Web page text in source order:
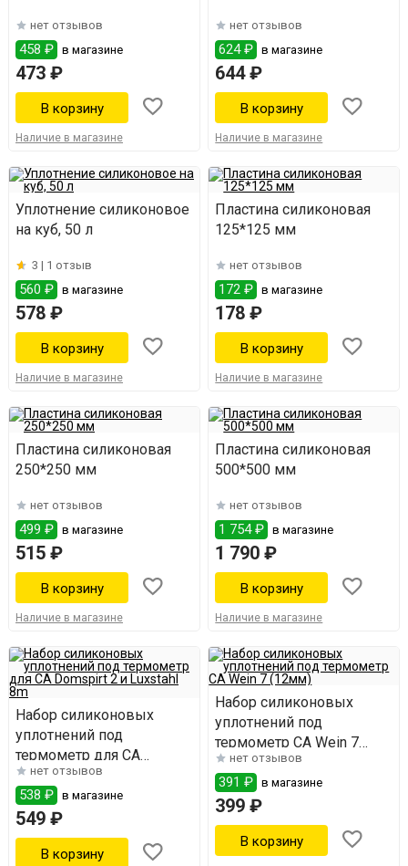
нет отзывов
458 ₽ в магазине
473 ₽
Наличие в магазине
нет отзывов
624 ₽ в магазине
644 ₽
Наличие в магазине
Уплотнение силиконовое
на куб, 50 л
3 | 1 отзыв
560 ₽ в магазине
578 ₽
Наличие в магазине
Пластина силиконовая
125*125 мм
нет отзывов
172 ₽ в магазине
178 ₽
Наличие в магазине
Пластина силиконовая
250*250 мм
нет отзывов
499 ₽ в магазине
515 ₽
Наличие в магазине
Пластина силиконовая
500*500 мм
нет отзывов
1 754 ₽ в магазине
1 790 ₽
Наличие в магазине
Набор силиконовых
уплотнений под
термометр для СА
Domspirt 2 и Luxstahl 8m
нет отзывов
538 ₽ в магазине
549 ₽
Набор силиконовых
уплотнений под
термометр СА Wein 7
(12мм)
нет отзывов
391 ₽ в магазине
399 ₽